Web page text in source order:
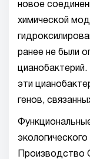
новое
химической
ранее не были
цианобактерий.
эти
генов,
Производство